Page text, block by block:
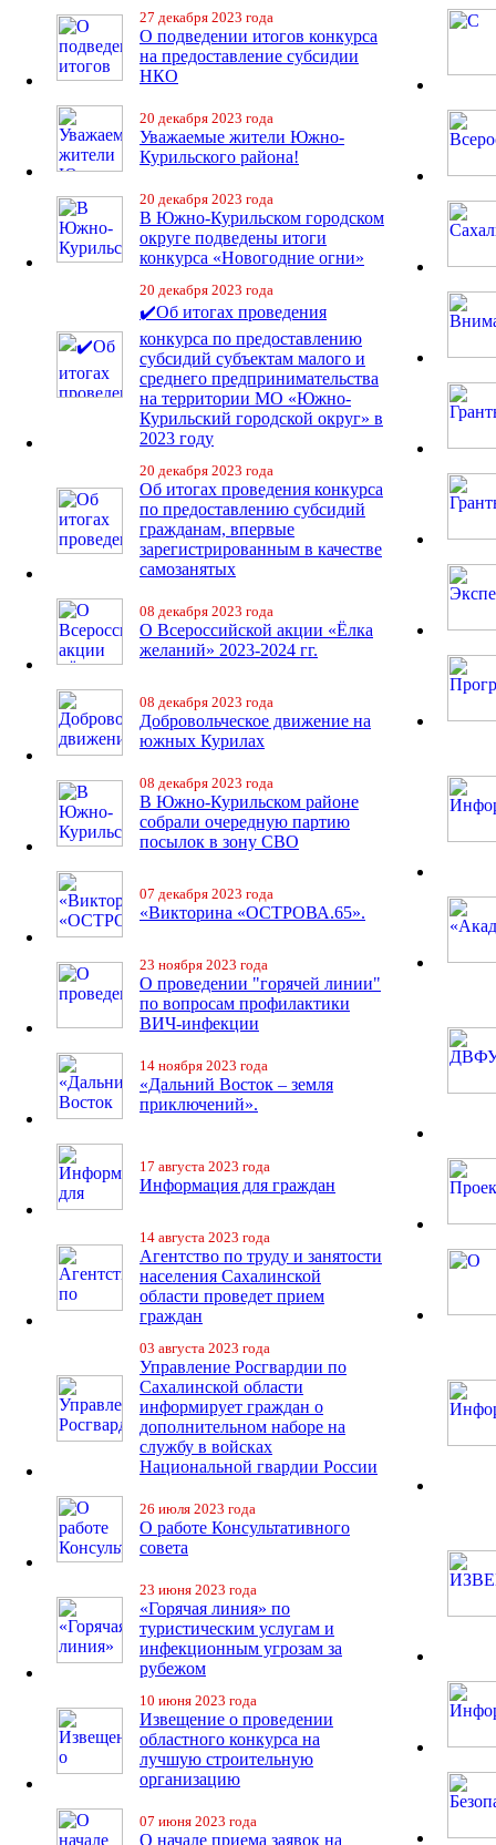
27 декабря 2023 года
О подведении итогов конкурса
на предоставление субсидии
НКО
20 декабря 2023 года
Уважаемые жители Южно-
Курильского района!
20 декабря 2023 года
В Южно-Курильском городском
округе подведены итоги
конкурса «Новогодние огни»
20 декабря 2023 года
✔️Об итогах проведения
конкурса по предоставлению
субсидий субъектам малого и
среднего предпринимательства
на территории МО «Южно-
Курильский городской округ» в
2023 году
20 декабря 2023 года
Об итогах проведения конкурса
по предоставлению субсидий
гражданам, впервые
зарегистрированным в качестве
самозанятых
08 декабря 2023 года
О Всероссийской акции «Ёлка
желаний» 2023-2024 гг.
08 декабря 2023 года
Добровольческое движение на
южных Курилах
08 декабря 2023 года
В Южно-Курильском районе
собрали очередную партию
посылок в зону СВО
07 декабря 2023 года
«Викторина «ОСТРОВА.65».
23 ноября 2023 года
О проведении "горячей линии"
по вопросам профилактики
ВИЧ-инфекции
14 ноября 2023 года
«Дальний Восток – земля
приключений».
17 августа 2023 года
Информация для граждан
14 августа 2023 года
Агентство по труду и занятости
населения Сахалинской
области проведет прием
граждан
03 августа 2023 года
Управление Росгвардии по
Сахалинской области
информирует граждан о
дополнительном наборе на
службу в войсках
Национальной гвардии России
26 июля 2023 года
О работе Консультативного
совета
23 июня 2023 года
«Горячая линия» по
туристическим услугам и
инфекционным угрозам за
рубежом
10 июня 2023 года
Извещение о проведении
областного конкурса на
лучшую строительную
организацию
07 июня 2023 года
О начале приема заявок на